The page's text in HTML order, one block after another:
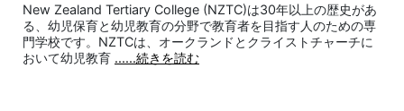
New Zealand Tertiary College (NZTC)は30年以上の歴史があ
る、幼児保育と幼児教育の分野で教育者を目指す人のための専
門学校です。NZTCは、オークランドとクライストチャーチに
おいて幼児教育 ......続きを読む